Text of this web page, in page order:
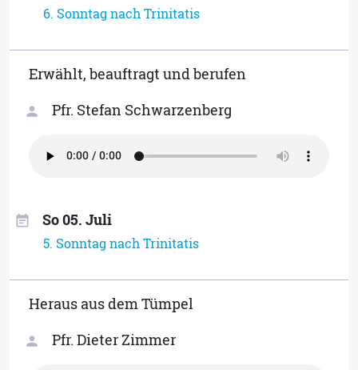
6. Sonntag nach Trinitatis
Erwählt, beauftragt und berufen
person Pfr. Stefan Schwarzenberg
event_note So 05. Juli
5. Sonntag nach Trinitatis
Heraus aus dem Tümpel
person Pfr. Dieter Zimmer